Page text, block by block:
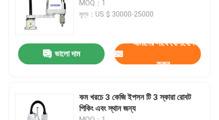
আমাদের সাথে যোগাযোগ
ব্লগ
শিল্প রোবট হাত
MOQ：1
মূল্য：US $ 30000-25000
ভালো দাম
আমাদের সাথে যোগাযোগ
করুন
কম খরচে 3 কেজি ইপসন টি 3 স্কারা রোবট
পিকিং এবং স্থান জন্য